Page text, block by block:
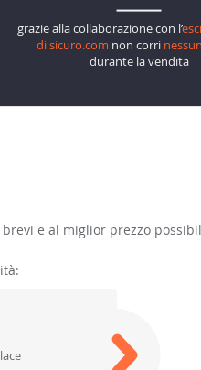
grazie alla collaborazione con l’
di sicuro.com non corri
durante la vendita
e al miglior prezzo